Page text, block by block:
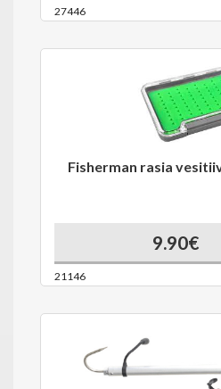
27446
Fisherman rasia
9.90€
21146